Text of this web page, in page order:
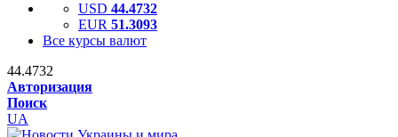
USD 44.4732
EUR 51.3093
Все курсы валют
44.4732
Авторизация
Поиск
UA